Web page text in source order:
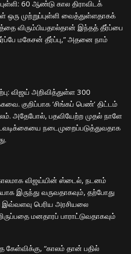
60 ஆண்டு கால திராவிடக்
ஒரு முற்றுப்புள்ளி வைத்துள்ளதாகக்
விரும்பியதால்தான் இந்தத் தீர்ப்பை
மகேசன் தீர்ப்பு,” அதனை நாம்
விஜய் அறிவித்துள்ள 300
குறிப்பாக ‘சிங்கப் பெண்’ திட்டம்
அதேபோல், பதவியேற்ற முதல் நாளே
நடைமுறைப்படுத்துவதாக
விஜய்யின் ஸ்டைல், நடனம்
இருந்து வருவதாகவும், தற்போது
இவ்வளவு பெரிய அரசியலை
மனதாரப் பாராட்டுவதாகவும்
கேள்விக்கு, “காலம் தான் பதில்